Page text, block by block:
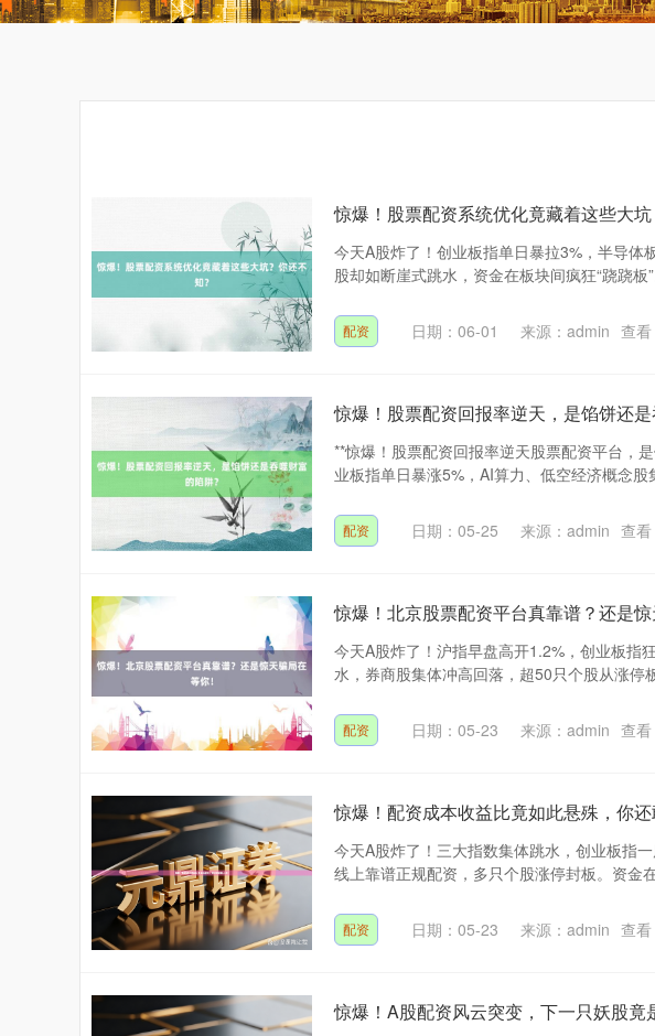
惊爆！股票配资系统优化竟藏着这些大坑
今天A股炸了！创业板指单日暴拉3%，半导
股却如断崖式跳水，资金在板块间疯狂“跷跷
配资 日期：06-01 来源：admin 查看
惊爆！股票配资回报率逆天，是馅饼还
**惊爆！股票配资回报率逆天股票配资平台，
业板指单日暴涨5%，AI算力、低空经济概念
配资 日期：05-25 来源：admin 查看
惊爆！北京股票配资平台真靠谱？还是惊
今天A股炸了！沪指早盘高开1.2%，创业板指
水，券商股集体冲高回落，超50只个股从涨停
配资 日期：05-23 来源：admin 查看
惊爆！配资成本收益比竟如此悬殊，你还
今天A股炸了！三大指数集体跳水，创业板指
线上靠谱正规配资，多只个股涨停封板。资
配资 日期：05-23 来源：admin 查看
惊爆！A股配资风云突变，下一只妖股竟